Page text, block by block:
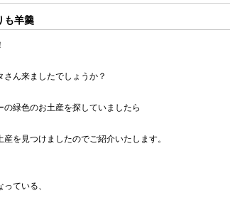
羊羹
ん来ましたでしょうか？
の緑色のお土産を探していましたら
を見つけましたのでご紹介いたします。
ている、